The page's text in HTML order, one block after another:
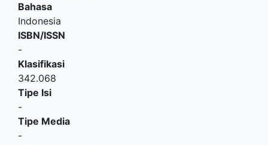
Bahasa
Indonesia
ISBN/ISSN
-
Klasifikasi
342.068
Tipe Isi
-
Tipe Media
-